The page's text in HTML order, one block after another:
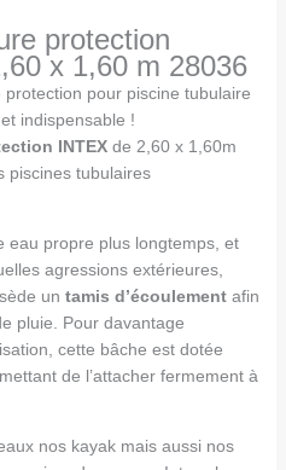
protection
x 1,60 m 28036
pour piscine tubulaire
indispensable !
INTEXde 2,60 x 1,60m
piscines tubulaires
eau propre plus longtemps, et
agressions extérieures,
un tamis d’écoulementafin
pluie. Pour davantage
cette bâche est dotée
de l’attacher fermement à
nos kayak mais aussi nos